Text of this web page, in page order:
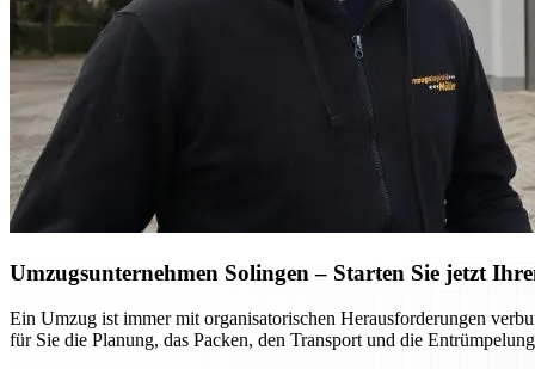
Umzugsunternehmen Solingen – Starten Sie jetzt
Ein Umzug ist immer mit organisatorischen Herausforderungen
für Sie die Planung, das Packen, den Transport und die